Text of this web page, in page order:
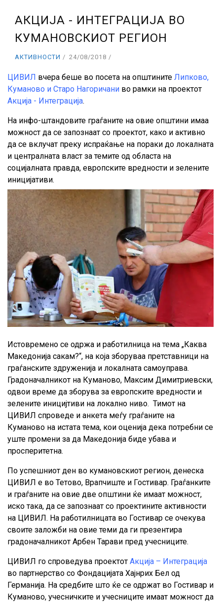
АКЦИЈА - ИНТЕГРАЦИЈА ВО
КУМАНОВСКИОТ РЕГИОН
АКТИВНОСТИ 24/08/2018
ЦИВИЛ вчера беше во посета на општините Липково,
Куманово и Старо Нагоричани во рамки на проектот
Акција - Интеграција.
На инфо-штандовите граѓаните на овие општини имаа
можност да се запознаат со проектот, како и активно
да се вклучат преку испраќање на пораки до локалната
и централната власт за темите од областа на
социјалната правда, европските вредности и зелените
иницијативи.
Истовремено се одржа и работилница на тема „Каква
Македонија сакам?“, на која зборуваа претставници на
граѓанските здруженија и локалната самоуправа.
Градоначалникот на Куманово, Максим Димитриевски,
одвои време да зборува за европските вредности и
зелените иницијтиви на локално ниво. Тимот на
ЦИВИЛ спроведе и анкета меѓу граѓаните на
Куманово на истата тема, кои оценија дека потребни се
уште промени за да Македонија биде убава и
просперитетна.
По успешниот ден во кумановскиот регион, денеска
ЦИВИЛ е во Тетово, Врапчиште и Гостивар. Граѓанките
и граѓаните на овие две општини ќе имаат можност,
иско така, да се запознаат со проектините активности
на ЦИВИЛ. На работилницата во Гостивар се очекува
своите заложби на овие теми да ги презентира
градоначалникот Арбен Тарави пред учесниците.
ЦИВИЛ го спроведува проектот Акција – Интеграција
во партнерство со Фондацијата Хајнрих Бел од
Германија. На средбите што ќе се одржат во Гостивар и
Куманово, учесничките и учесниците имаат можност да